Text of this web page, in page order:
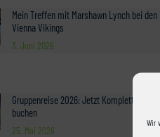
Wir
Mein Treffen mit Marshawn Lynch bei den
Vienna Vikings
3. Juni 2026
Gruppenreise 2026: Jetzt Komplettpaket
buchen
25. Mai 2026